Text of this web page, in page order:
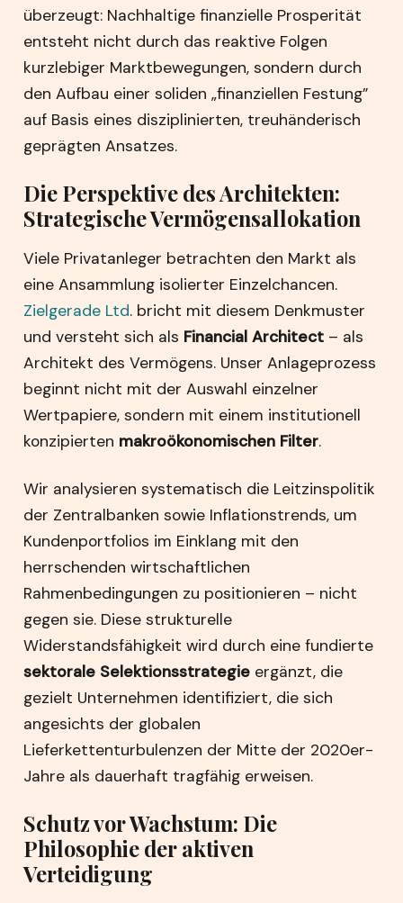
überzeugt: Nachhaltige finanzielle Prosperität
entsteht nicht durch das reaktive Folgen
kurzlebiger Marktbewegungen, sondern durch
den Aufbau einer soliden „finanziellen Festung”
auf Basis eines disziplinierten, treuhänderisch
geprägten Ansatzes.
Die Perspektive des Architekten:
Strategische Vermögensallokation
Viele Privatanleger betrachten den Markt als
eine Ansammlung isolierter Einzelchancen.
Zielgerade Ltd. bricht mit diesem Denkmuster
und versteht sich als Financial Architect – als
Architekt des Vermögens. Unser Anlageprozess
beginnt nicht mit der Auswahl einzelner
Wertpapiere, sondern mit einem institutionell
konzipierten makroökonomischen Filter.
Wir analysieren systematisch die Leitzinspolitik
der Zentralbanken sowie Inflationstrends, um
Kundenportfolios im Einklang mit den
herrschenden wirtschaftlichen
Rahmenbedingungen zu positionieren – nicht
gegen sie. Diese strukturelle
Widerstandsfähigkeit wird durch eine fundierte
sektorale Selektionsstrategie ergänzt, die
gezielt Unternehmen identifiziert, die sich
angesichts der globalen
Lieferkettenturbulenzen der Mitte der 2020er-
Jahre als dauerhaft tragfähig erweisen.
Schutz vor Wachstum: Die
Philosophie der aktiven
Verteidigung